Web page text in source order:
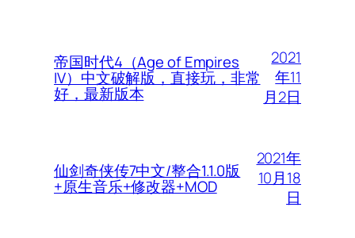
帝国时代4（Age of Empires
IV）中文破解版，直接玩，非常
好，最新版本
2021
年11
月2日
仙剑奇侠传7中文/整合1.1.0版
+原生音乐+修改器+MOD
2021年
10月18
日